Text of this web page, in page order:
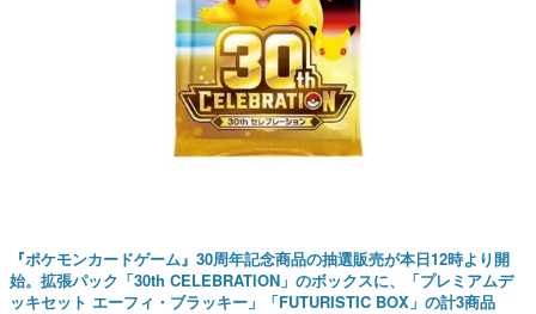
『ポケモンカードゲーム』30周年記念商品の抽選販売が本日12時より開
始。拡張パック「30th CELEBRATION」のボックスに、「プレミアムデ
ッキセット エーフィ・ブラッキー」「FUTURISTIC BOX」の計3商品